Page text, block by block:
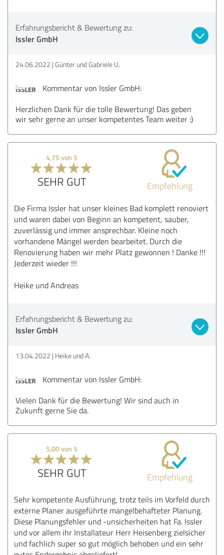
Erfahrungsbericht & Bewertung zu:
Issler GmbH
24.06.2022 Günter und Gabriele U.
Kommentar von Issler GmbH:
Herzlichen Dank für die tolle Bewertung! Das geben
wir sehr gerne an unser kompetentes Team weiter :)
4,75 von 5
SEHR GUT Empfehlung
Die Firma Issler hat unser kleines Bad komplett renoviert
und waren dabei von Beginn an kompetent, sauber,
zuverlässig und immer ansprechbar. Kleine noch
vorhandene Mängel werden bearbeitet. Durch die
Renovierung haben wir mehr Platz gewonnen ! Danke !!!
Jederzeit wieder !!!
Heike und Andreas
Erfahrungsbericht & Bewertung zu:
Issler GmbH
13.04.2022 Heike und A.
Kommentar von Issler GmbH:
Vielen Dank für die Bewertung! Wir sind auch in
Zukunft gerne Sie da.
5,00 von 5
SEHR GUT Empfehlung
Sehr kompetente Ausführung, trotz teils im Vorfeld durch
externe Planer ausgeführte mangelbehafteter Planung.
Diese Planungsfehler und -unsicherheiten hat Fa. Issler
und vor allem ihr Installateur Herr Heisenberg zielsicher
und fachlich super so gut möglich behoben und ein sehr